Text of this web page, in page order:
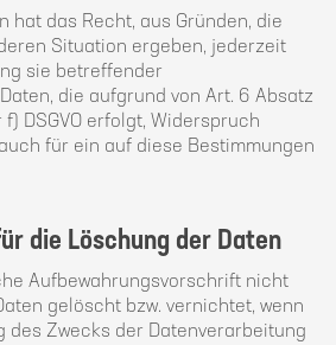
hat das Recht, aus Gründen, die
Situation ergeben, jederzeit
sie betreffender
die aufgrund von Art. 6 Absatz
DSGVO erfolgt, Widerspruch
für ein auf diese Bestimmungen
die Löschung der Daten
Aufbewahrungsvorschrift nicht
gelöscht bzw. vernichtet, wenn
des Zwecks der Datenverarbeitung